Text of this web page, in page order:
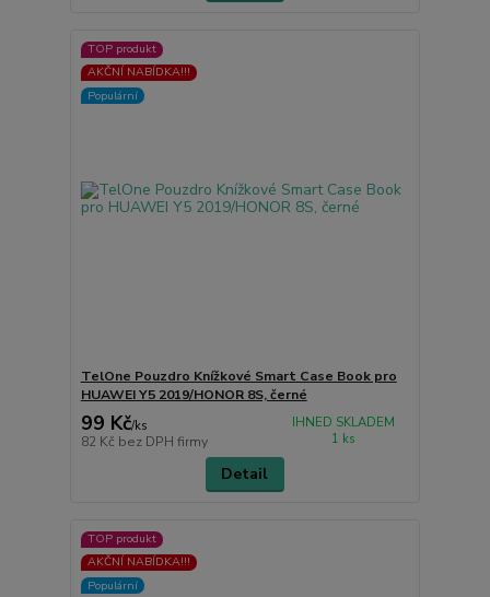
TOP produkt
AKČNÍ NABÍDKA!!!
Populární
TelOne Pouzdro Knížkové Smart Case Book pro
HUAWEI Y5 2019/HONOR 8S, černé
99 Kč/ks
82 Kč bez DPH firmy
IHNED SKLADEM
1 ks
Detail
TOP produkt
AKČNÍ NABÍDKA!!!
Populární